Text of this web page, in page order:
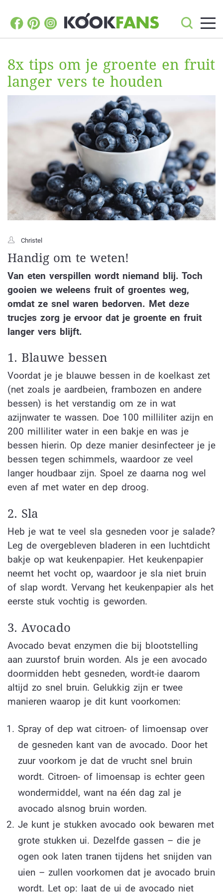
8x tips om je groente en fruit
langer vers te houden
Christel
Handig om te weten!
Van eten verspillen wordt niemand blij. Toch
gooien we weleens fruit of groentes weg,
omdat ze snel waren bedorven. Met deze
trucjes zorg je ervoor dat je groente en fruit
langer vers blijft.
1. Blauwe bessen
Voordat je je blauwe bessen in de koelkast zet
(net zoals je aardbeien, frambozen en andere
bessen) is het verstandig om ze in wat
azijnwater te wassen. Doe 100 milliliter azijn en
200 milliliter water in een bakje en was je
bessen hierin. Op deze manier desinfecteer je je
bessen tegen schimmels, waardoor ze veel
langer houdbaar zijn. Spoel ze daarna nog wel
even af met water en dep droog.
2. Sla
Heb je wat te veel sla gesneden voor je salade?
Leg de overgebleven bladeren in een luchtdicht
bakje op wat keukenpapier. Het keukenpapier
neemt het vocht op, waardoor je sla niet bruin
of slap wordt. Vervang het keukenpapier als het
eerste stuk vochtig is geworden.
3. Avocado
Avocado bevat enzymen die bij blootstelling
aan zuurstof bruin worden. Als je een avocado
doormidden hebt gesneden, wordt-ie daarom
altijd zo snel bruin. Gelukkig zijn er twee
manieren waarop je dit kunt voorkomen:
Spray of dep wat citroen- of limoensap over
de gesneden kant van de avocado. Door het
zuur voorkom je dat de vrucht snel bruin
wordt. Citroen- of limoensap is echter geen
wondermiddel, want na één dag zal je
avocado alsnog bruin worden.
Je kunt je stukken avocado ook bewaren met
grote stukken ui. Dezelfde gassen – die je
ogen ook laten tranen tijdens het snijden van
uien – zullen voorkomen dat je avocado bruin
wordt. Let op: laat de ui de avocado niet